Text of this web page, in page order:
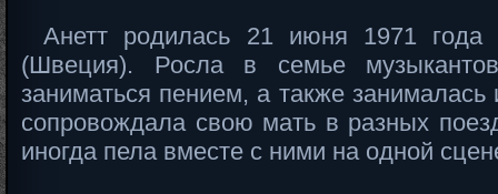
Анетт родилась 21 июня 1971 года
(Швеция). Росла в семье
заниматься пением, а также занималась
сопровождала свою мать в разных
иногда пела вместе с ними на одной